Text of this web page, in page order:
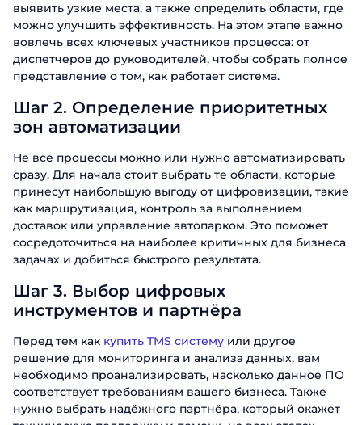
выявить узкие места, а также определить области, где
можно улучшить эффективность. На этом этапе важно
вовлечь всех ключевых участников процесса: от
диспетчеров до руководителей, чтобы собрать полное
представление о том, как работает система.
Шаг 2. Определение приоритетных
зон автоматизации
Не все процессы можно или нужно автоматизировать
сразу. Для начала стоит выбрать те области, которые
принесут наибольшую выгоду от цифровизации, такие
как маршрутизация, контроль за выполнением
доставок или управление автопарком. Это поможет
сосредоточиться на наиболее критичных для бизнеса
задачах и добиться быстрого результата.
Шаг 3. Выбор цифровых
инструментов и партнёра
Перед тем как купить TMS систему или другое
решение для мониторинга и анализа данных, вам
необходимо проанализировать, насколько данное ПО
соответствует требованиям вашего бизнеса. Также
нужно выбрать надёжного партнёра, который окажет
Заказать
презентацию
Узнайте больше об ABM Rinkai TMS
Фамилия
Телефон
Спасибо за обращение.
Ми ценим ваш интерес к нашим
Заказать звонок
Поговорите с нашим экспертом уже
сегодня
Имя
Спасибо за обращение.
Мы ценим, что вы заинтересовались
Спасибо за обращение.
Мы ценим, что вы заинтересовались